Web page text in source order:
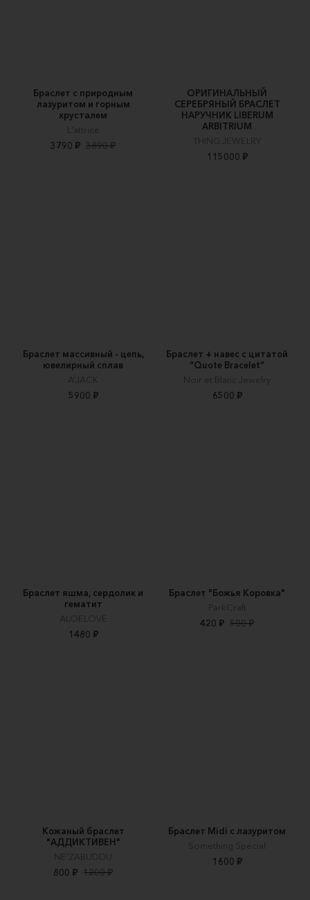
Браслет с природным
лазуритом и горным
хрусталем
L'attrice
3790 ₽ 3890 ₽
ОРИГИНАЛЬНЫЙ
СЕРЕБРЯНЫЙ БРАСЛЕТ
НАРУЧНИК LIBERUM
ARBITRIUM
THING JEWELRY
115000 ₽
Браслет массивный - цепь,
ювелирный сплав
A’JACK
5900 ₽
Браслет + навес с цитатой
“Quote Bracelet”
Noir et Blanc Jewelry
6500 ₽
Браслет яшма, сердолик и
гематит
ALOELOVE
1480 ₽
Браслет "Божья Коровка"
ParkCraft
420 ₽ 500 ₽
Кожаный браслет
"АДДИКТИВЕН"
NE'ZABUDDU
800 ₽ 1200 ₽
Браслет Midi с лазуритом
Something Special
1600 ₽